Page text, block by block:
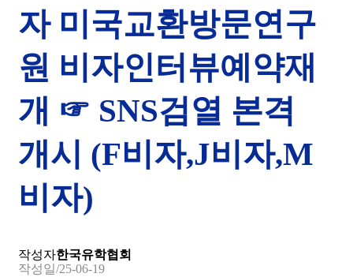
자 미국교환방문연구
원 비자인터뷰예약재
개 ☞ SNS검열 본격
개시 (F비자,J비자,M
비자)
작성자한국유학협회
작성일/25-06-19